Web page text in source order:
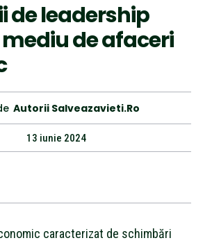
de leadership
de afaceri
Autorii Salveazavieti.ro
13 iunie 2024
caracterizat de schimbări